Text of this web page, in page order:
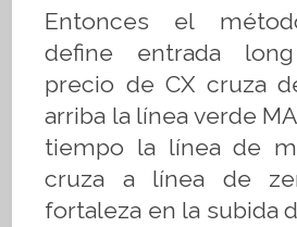
Entonces el
define entrada
precio de CX cruza
arriba la línea verde
tiempo la línea de
cruza a línea de
fortaleza en la subida